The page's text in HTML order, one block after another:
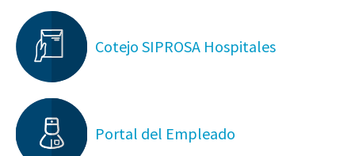
Cotejo SIPROSA Hospitales
Portal del Empleado